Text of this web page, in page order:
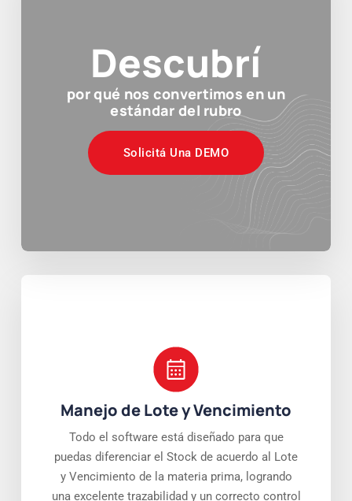
Descubrí
por qué nos convertimos en un
estándar del rubro
Solicitá Una DEMO
Manejo de Lote y Vencimiento
Todo el software está diseñado para que
puedas diferenciar el Stock de acuerdo al Lote
y Vencimiento de la materia prima, logrando
una excelente trazabilidad y un correcto control